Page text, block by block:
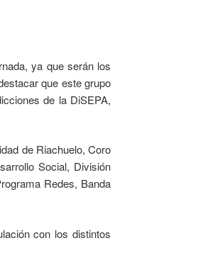
ya que serán los
que este grupo
de la DiSEPA,
de Riachuelo, Coro
Social, División
Redes, Banda
con los distintos